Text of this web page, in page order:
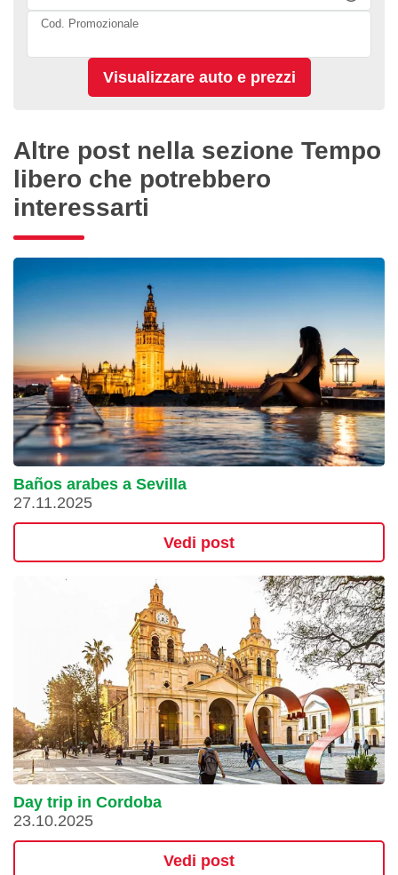
Cod. Promozionale
Altre post nella sezione Tempo
libero che potrebbero
interessarti
Baños arabes a Sevilla
27.11.2025
Vedi post
Day trip in Cordoba
23.10.2025
Vedi post